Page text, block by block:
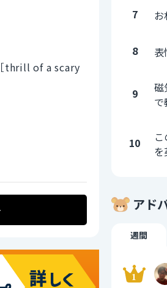
thrill of a scary
7 お
8
9
磁
で
10
を
アド
週間